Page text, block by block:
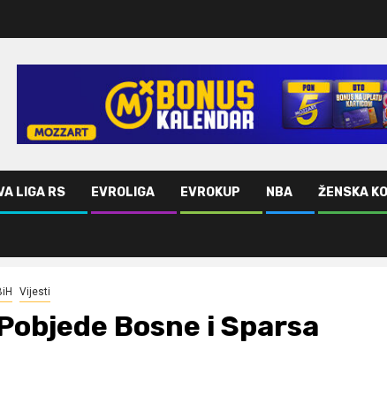
LIGA RS EVROLIGA EVROKUP NBA ŽENSKA
Vijesti
Bosne i Sparsa